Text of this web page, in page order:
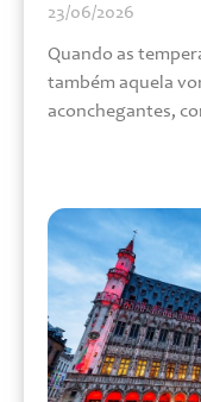
23/06/2026
Quando as
também aquela
aconchegantes,